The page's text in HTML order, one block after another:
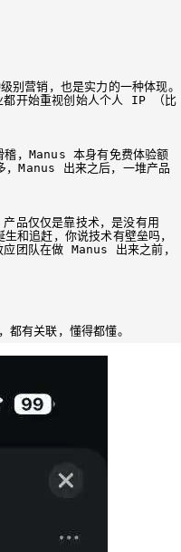
别营销，也是实力的一种体现。
都开始重视创始人个人 IP （比
，Manus 本身有免费体验额
Manus 出来之后，一堆产品
品仅仅是靠技术，是没有用
和追赶，你说技术有壁垒吗，
应团队在做 Manus 出来之前，